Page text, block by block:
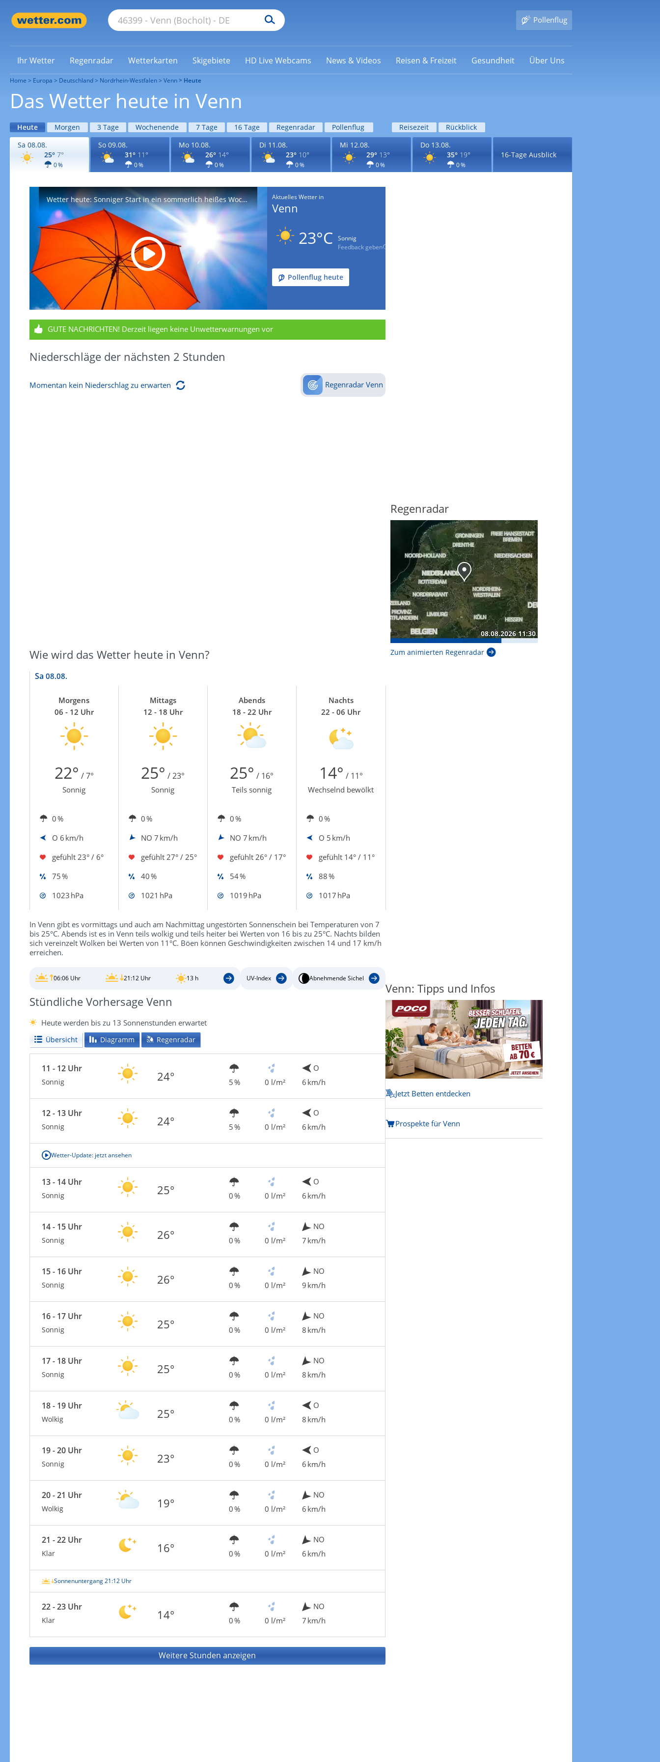
Pollenflug
Ihr Wetter Regenradar Wetterkarten Skigebiete HD Live Webcams News & Videos Reisen & Freizeit Gesundheit Über Uns
Home Europa Deutschland Nordrhein-Westfalen Venn Heute
Das Wetter heute in Venn
Heute Morgen 3 Tage Wochenende 7 Tage 16 Tage Regenradar Pollenflug Reisezeit
Rückblick
Sa 08.08.
25° 7°
0 %
So 09.08.
31° 11°
0 %
Mo 10.08.
26° 14°
0 %
Di 11.08.
23° 10°
0 %
Mi 12.08.
29° 13°
0 %
Do 13.08.
35° 19°
0 %
16-Tage Ausblick
Wetter heute: Sonniger Start in ein sommerlich heißes Wochenende Aktuelles Wetter in
Venn
23°C
Sonnig
Feedback geben
Pollenflug heute
GUTE NACHRICHTEN! Derzeit liegen keine Unwetterwarnungen vor
Niederschläge der nächsten 2 Stunden
Momentan kein Niederschlag zu erwarten Regenradar Venn
Wie wird das Wetter heute in Venn?
Sa 08.08.
Morgens
06 - 12 Uhr
Mittags
12 - 18 Uhr
Abends
18 - 22 Uhr
Nachts
22 - 06 Uhr
22° / 7° 25° / 23° 25° / 16° 14° / 11°
Sonnig Sonnig Teils sonnig Wechselnd bewölkt
0 % 0 % 0 %
0 %
O 6 km/h NO 7 km/h NO 7 km/h O 5 km/h
gefühlt 23° / 6° gefühlt 27° / 25° gefühlt 26° / 17° gefühlt 14° / 11°
75 %
40 % 54 %
88 %
1023 hPa
1021 hPa 1019 hPa 1017 hPa
In Venn gibt es vormittags und auch am Nachmittag ungestörten Sonnenschein bei Temperaturen von 7
bis 25°C. Abends ist es in Venn teils wolkig und teils heiter bei Werten von 16 bis zu 25°C. Nachts bilden
sich vereinzelt Wolken bei Werten von 11°C. Böen können Geschwindigkeiten zwischen 14 und 17 km/h
erreichen.
06:06 Uhr 21:12 Uhr 13 h UV-Index Abnehmende Sichel
Stündliche Vorhersage Venn
Heute werden bis zu 13 Sonnenstunden erwartet
Übersicht Diagramm Regenradar
11 - 12 Uhr
Sonnig 24° 5 % 0 l/m²
O
6 km/h
12 - 13 Uhr
Sonnig 24° 5 % 0 l/m²
O
6 km/h
Wetter-Update: jetzt ansehen
13 - 14 Uhr
Sonnig 25° 0 % 0 l/m²
O
6 km/h
14 - 15 Uhr
Sonnig 26° 0 % 0 l/m²
NO
7 km/h
15 - 16 Uhr
Sonnig 26° 0 % 0 l/m²
NO
9 km/h
16 - 17 Uhr
Sonnig 25° 0 % 0 l/m²
NO
8 km/h
17 - 18 Uhr
Sonnig 25° 0 % 0 l/m²
NO
8 km/h
18 - 19 Uhr
Wolkig 25° 0 % 0 l/m²
O
8 km/h
19 - 20 Uhr
Sonnig 23° 0 % 0 l/m²
O
6 km/h
20 - 21 Uhr
Wolkig 19° 0 % 0 l/m²
NO
6 km/h
21 - 22 Uhr
Klar 16° 0 % 0 l/m²
NO
6 km/h
Sonnenuntergang 21:12 Uhr
22 - 23 Uhr
Klar 14° 0 % 0 l/m²
NO
7 km/h
Weitere Stunden anzeigen
Regenradar
Zum animierten Regenradar
Venn: Tipps und Infos
Jetzt Betten entdecken
Prospekte für Venn